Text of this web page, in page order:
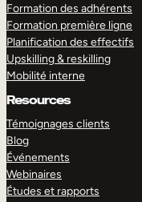
Formation des adhérents
Formation première ligne
Planification des effectifs
Upskilling & reskilling
Mobilité interne
Resources
Témoignages clients
Blog
Événements
Webinaires
Études et rapports